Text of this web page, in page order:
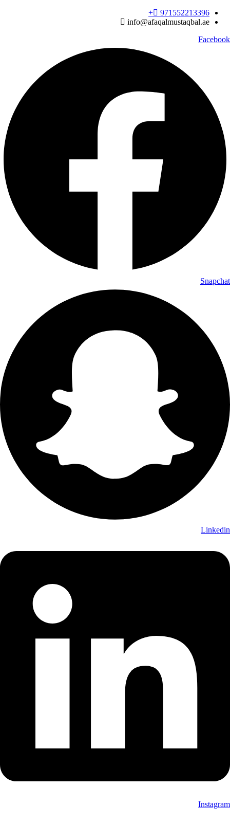
Skip
971552213396‬+
info@afaqalmustaqbal.ae
Facebook
Snapchat
Linkedin
Instagram